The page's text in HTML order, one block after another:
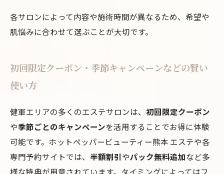
各サロンによって内容や施術時間が異なるため、希望や
肌悩みに合わせて選ぶことが大切です。
初回限定クーポン・季節キャンペーンなどの賢い
使い方
健軍エリアの多くのエステサロンは、 初回限定クーポン
や季節ごとのキャンペーンを活用することでお得に体験
可能です。ホットペッパービューティー熊本 エステや各
専門予約サイトでは、 半額割引やパック無料追加など多
様な特典が用意されています。タイミングによってはフ